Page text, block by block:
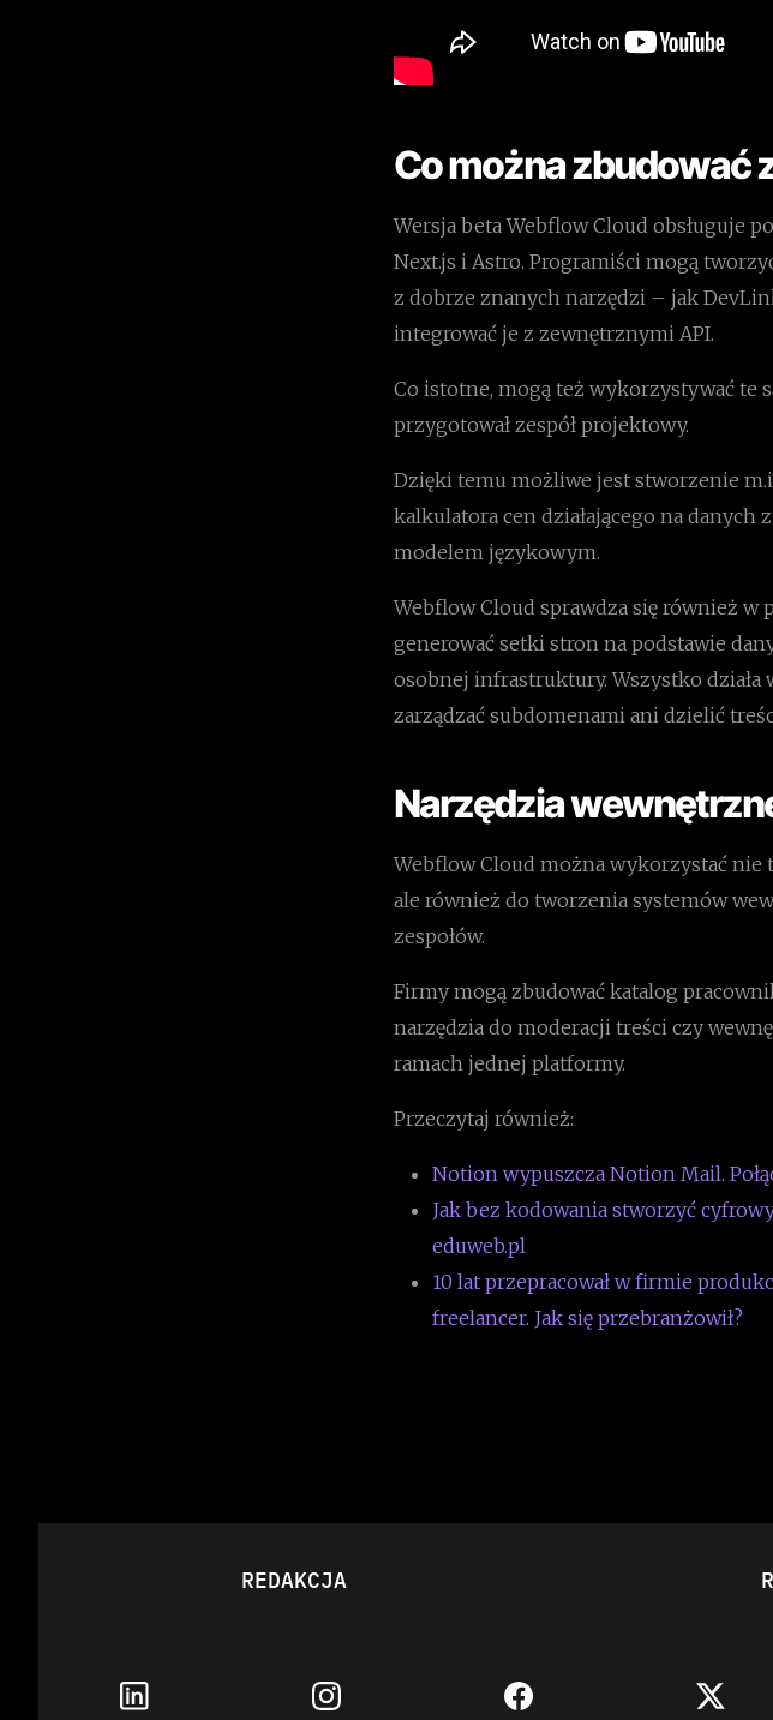
Co można zbudować
Wersja beta Webflow Cloud obsługuje
Next.js i Astro. Programiści mogą
z dobrze znanych narzędzi – jak
integrować je z zewnętrznymi API.
Co istotne, mogą też wykorzystywać te
przygotował zespół projektowy.
Dzięki temu możliwe jest stworzenie
kalkulatora cen działającego na
modelem językowym.
Webflow Cloud sprawdza się również w
generować setki stron na podstawie
osobnej infrastruktury. Wszystko działa
zarządzać subdomenami ani dzielić
Narzędzia
Webflow Cloud można wykorzystać
ale również do tworzenia systemów
zespołów.
Firmy mogą zbudować katalog
narzędzia do moderacji treści czy
ramach jednej platformy.
Przeczytaj również:
Notion wypuszcza Notion Mail.
Jak bez kodowania stworzyć
eduweb.pl
10 lat przepracował w firmie
freelancer. Jak się przebranżowił?
REDAKCJA